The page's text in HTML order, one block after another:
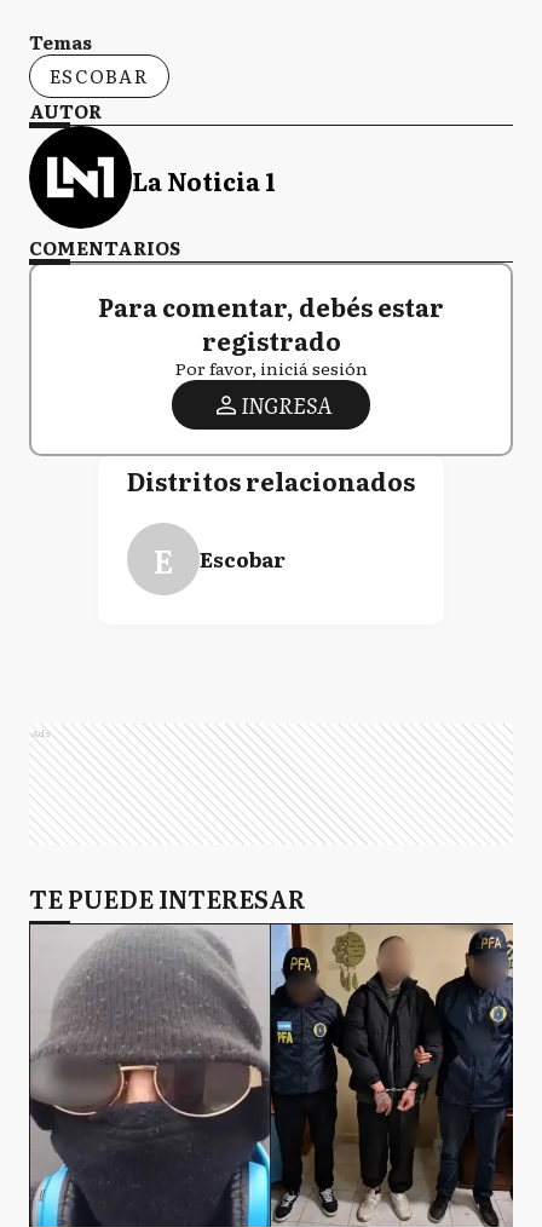
Temas
ESCOBAR
AUTOR
La Noticia 1
COMENTARIOS
Para comentar, debés estar
registrado
Por favor, iniciá sesión
INGRESA
Distritos relacionados
E Escobar
Ads
TE PUEDE INTERESAR